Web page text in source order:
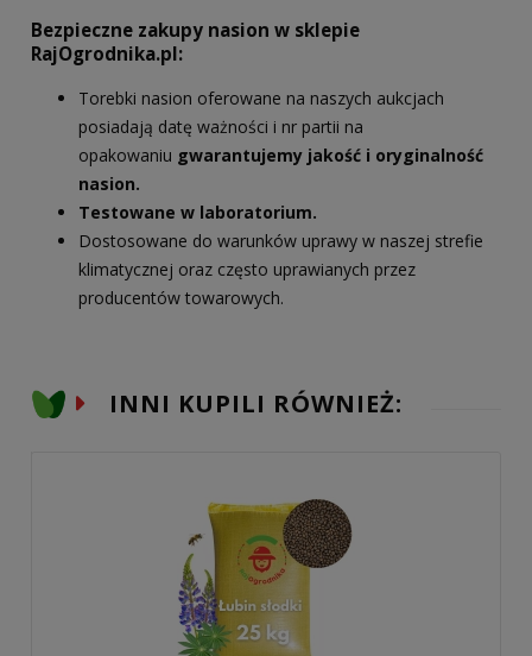
Bezpieczne zakupy nasion w sklepie
RajOgrodnika.pl:
Torebki nasion oferowane na naszych aukcjach
posiadają datę ważności i nr partii na
opakowaniu gwarantujemy jakość i oryginalność
nasion.
Testowane w laboratorium.
Dostosowane do warunków uprawy w naszej strefie
klimatycznej oraz często uprawianych przez
producentów towarowych.
INNI KUPILI RÓWNIEŻ: